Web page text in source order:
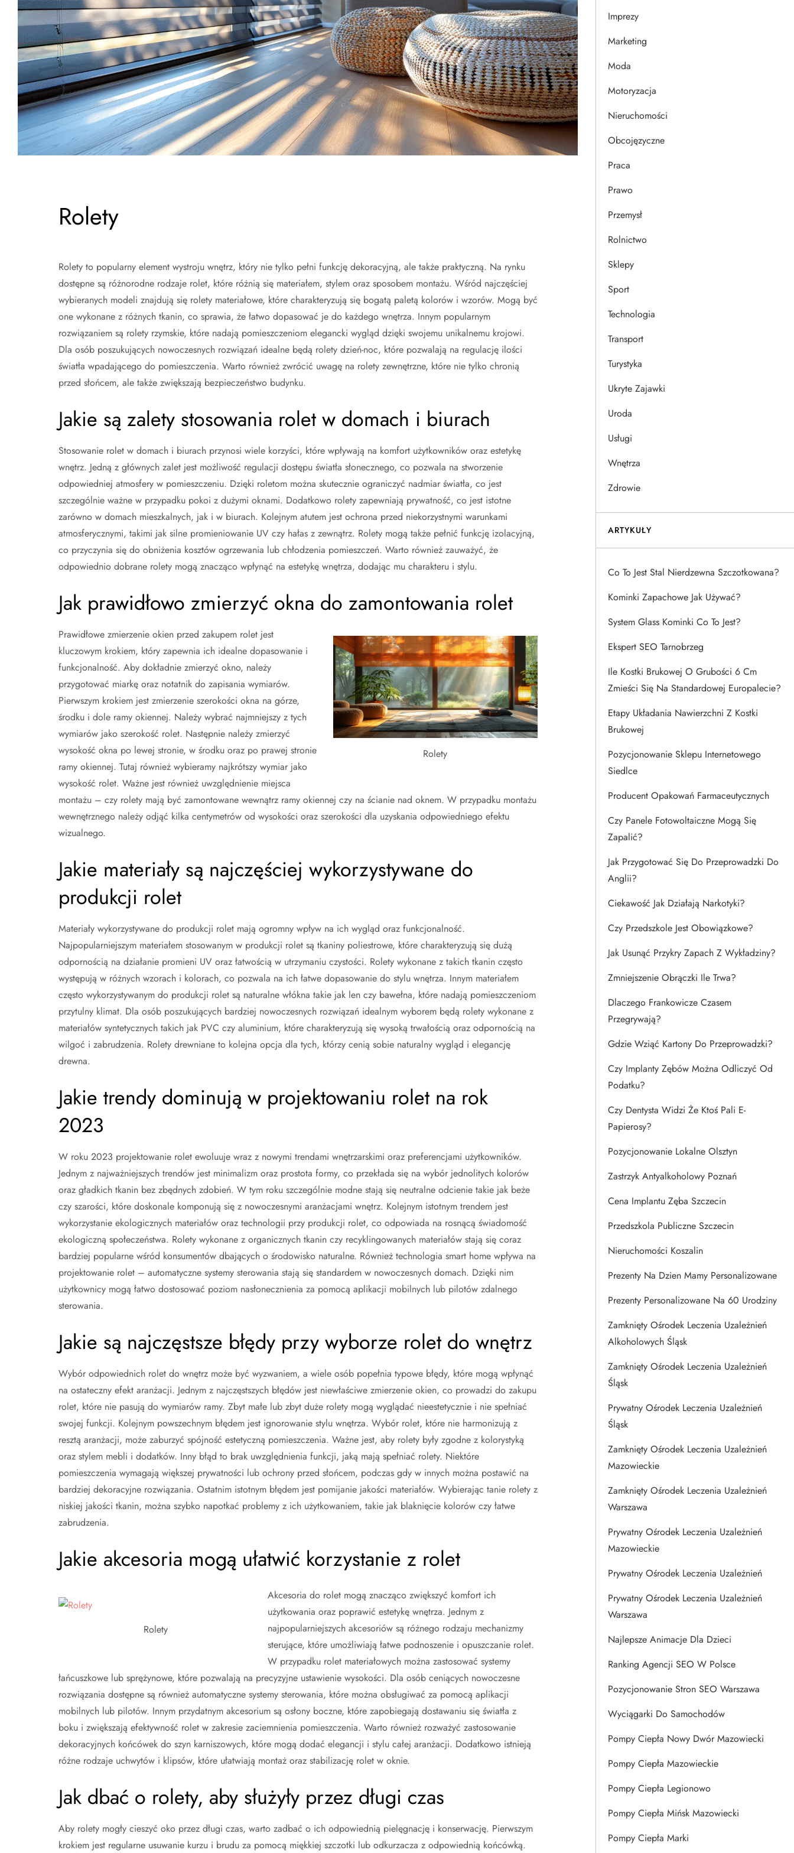
Rolety
Rolety to popularny element wystroju wnętrz, który nie tylko pełni funkcję dekoracyjną, ale także praktyczną. Na rynku
dostępne są różnorodne rodzaje rolet, które różnią się materiałem, stylem oraz sposobem montażu. Wśród najczęściej
wybieranych modeli znajdują się rolety materiałowe, które charakteryzują się bogatą paletą kolorów i wzorów. Mogą być
one wykonane z różnych tkanin, co sprawia, że łatwo dopasować je do każdego wnętrza. Innym popularnym
rozwiązaniem są rolety rzymskie, które nadają pomieszczeniom elegancki wygląd dzięki swojemu unikalnemu krojowi.
Dla osób poszukujących nowoczesnych rozwiązań idealne będą rolety dzień-noc, które pozwalają na regulację ilości
światła wpadającego do pomieszczenia. Warto również zwrócić uwagę na rolety zewnętrzne, które nie tylko chronią
przed słońcem, ale także zwiększają bezpieczeństwo budynku.
Jakie są zalety stosowania rolet w domach i biurach
Stosowanie rolet w domach i biurach przynosi wiele korzyści, które wpływają na komfort użytkowników oraz estetykę
wnętrz. Jedną z głównych zalet jest możliwość regulacji dostępu światła słonecznego, co pozwala na stworzenie
odpowiedniej atmosfery w pomieszczeniu. Dzięki roletom można skutecznie ograniczyć nadmiar światła, co jest
szczególnie ważne w przypadku pokoi z dużymi oknami. Dodatkowo rolety zapewniają prywatność, co jest istotne
zarówno w domach mieszkalnych, jak i w biurach. Kolejnym atutem jest ochrona przed niekorzystnymi warunkami
atmosferycznymi, takimi jak silne promieniowanie UV czy hałas z zewnątrz. Rolety mogą także pełnić funkcję izolacyjną,
co przyczynia się do obniżenia kosztów ogrzewania lub chłodzenia pomieszczeń. Warto również zauważyć, że
odpowiednio dobrane rolety mogą znacząco wpłynąć na estetykę wnętrza, dodając mu charakteru i stylu.
Jak prawidłowo zmierzyć okna do zamontowania rolet
Rolety
Prawidłowe zmierzenie okien przed zakupem rolet jest
kluczowym krokiem, który zapewnia ich idealne dopasowanie i
funkcjonalność. Aby dokładnie zmierzyć okno, należy
przygotować miarkę oraz notatnik do zapisania wymiarów.
Pierwszym krokiem jest zmierzenie szerokości okna na górze,
środku i dole ramy okiennej. Należy wybrać najmniejszy z tych
wymiarów jako szerokość rolet. Następnie należy zmierzyć
wysokość okna po lewej stronie, w środku oraz po prawej stronie
ramy okiennej. Tutaj również wybieramy najkrótszy wymiar jako
wysokość rolet. Ważne jest również uwzględnienie miejsca
montażu – czy rolety mają być zamontowane wewnątrz ramy okiennej czy na ścianie nad oknem. W przypadku montażu
wewnętrznego należy odjąć kilka centymetrów od wysokości oraz szerokości dla uzyskania odpowiedniego efektu
wizualnego.
Jakie materiały są najczęściej wykorzystywane do
produkcji rolet
Materiały wykorzystywane do produkcji rolet mają ogromny wpływ na ich wygląd oraz funkcjonalność.
Najpopularniejszym materiałem stosowanym w produkcji rolet są tkaniny poliestrowe, które charakteryzują się dużą
odpornością na działanie promieni UV oraz łatwością w utrzymaniu czystości. Rolety wykonane z takich tkanin często
występują w różnych wzorach i kolorach, co pozwala na ich łatwe dopasowanie do stylu wnętrza. Innym materiałem
często wykorzystywanym do produkcji rolet są naturalne włókna takie jak len czy bawełna, które nadają pomieszczeniom
przytulny klimat. Dla osób poszukujących bardziej nowoczesnych rozwiązań idealnym wyborem będą rolety wykonane z
materiałów syntetycznych takich jak PVC czy aluminium, które charakteryzują się wysoką trwałością oraz odpornością na
wilgoć i zabrudzenia. Rolety drewniane to kolejna opcja dla tych, którzy cenią sobie naturalny wygląd i elegancję
drewna.
Jakie trendy dominują w projektowaniu rolet na rok
2023
W roku 2023 projektowanie rolet ewoluuje wraz z nowymi trendami wnętrzarskimi oraz preferencjami użytkowników.
Jednym z najważniejszych trendów jest minimalizm oraz prostota formy, co przekłada się na wybór jednolitych kolorów
oraz gładkich tkanin bez zbędnych zdobień. W tym roku szczególnie modne stają się neutralne odcienie takie jak beże
czy szarości, które doskonale komponują się z nowoczesnymi aranżacjami wnętrz. Kolejnym istotnym trendem jest
wykorzystanie ekologicznych materiałów oraz technologii przy produkcji rolet, co odpowiada na rosnącą świadomość
ekologiczną społeczeństwa. Rolety wykonane z organicznych tkanin czy recyklingowanych materiałów stają się coraz
bardziej popularne wśród konsumentów dbających o środowisko naturalne. Również technologia smart home wpływa na
projektowanie rolet – automatyczne systemy sterowania stają się standardem w nowoczesnych domach. Dzięki nim
użytkownicy mogą łatwo dostosować poziom nasłonecznienia za pomocą aplikacji mobilnych lub pilotów zdalnego
sterowania.
Jakie są najczęstsze błędy przy wyborze rolet do wnętrz
Wybór odpowiednich rolet do wnętrz może być wyzwaniem, a wiele osób popełnia typowe błędy, które mogą wpłynąć
na ostateczny efekt aranżacji. Jednym z najczęstszych błędów jest niewłaściwe zmierzenie okien, co prowadzi do zakupu
rolet, które nie pasują do wymiarów ramy. Zbyt małe lub zbyt duże rolety mogą wyglądać nieestetycznie i nie spełniać
swojej funkcji. Kolejnym powszechnym błędem jest ignorowanie stylu wnętrza. Wybór rolet, które nie harmonizują z
resztą aranżacji, może zaburzyć spójność estetyczną pomieszczenia. Ważne jest, aby rolety były zgodne z kolorystyką
oraz stylem mebli i dodatków. Inny błąd to brak uwzględnienia funkcji, jaką mają spełniać rolety. Niektóre
pomieszczenia wymagają większej prywatności lub ochrony przed słońcem, podczas gdy w innych można postawić na
bardziej dekoracyjne rozwiązania. Ostatnim istotnym błędem jest pomijanie jakości materiałów. Wybierając tanie rolety z
niskiej jakości tkanin, można szybko napotkać problemy z ich użytkowaniem, takie jak blaknięcie kolorów czy łatwe
zabrudzenia.
Jakie akcesoria mogą ułatwić korzystanie z rolet
Rolety
Akcesoria do rolet mogą znacząco zwiększyć komfort ich
użytkowania oraz poprawić estetykę wnętrza. Jednym z
najpopularniejszych akcesoriów są różnego rodzaju mechanizmy
sterujące, które umożliwiają łatwe podnoszenie i opuszczanie rolet.
W przypadku rolet materiałowych można zastosować systemy
łańcuszkowe lub sprężynowe, które pozwalają na precyzyjne ustawienie wysokości. Dla osób ceniących nowoczesne
rozwiązania dostępne są również automatyczne systemy sterowania, które można obsługiwać za pomocą aplikacji
mobilnych lub pilotów. Innym przydatnym akcesorium są osłony boczne, które zapobiegają dostawaniu się światła z
boku i zwiększają efektywność rolet w zakresie zaciemnienia pomieszczenia. Warto również rozważyć zastosowanie
dekoracyjnych końcówek do szyn karniszowych, które mogą dodać elegancji i stylu całej aranżacji. Dodatkowo istnieją
różne rodzaje uchwytów i klipsów, które ułatwiają montaż oraz stabilizację rolet w oknie.
Jak dbać o rolety, aby służyły przez długi czas
Aby rolety mogły cieszyć oko przez długi czas, warto zadbać o ich odpowiednią pielęgnację i konserwację. Pierwszym
krokiem jest regularne usuwanie kurzu i brudu za pomocą miękkiej szczotki lub odkurzacza z odpowiednią końcówką.
Imprezy
Marketing
Moda
Motoryzacja
Nieruchomości
Obcojęzyczne
Praca
Prawo
Przemysł
Rolnictwo
Sklepy
Sport
Technologia
Transport
Turystyka
Ukryte Zajawki
Uroda
Usługi
Wnętrza
Zdrowie
ARTYKUŁY
Co To Jest Stal Nierdzewna Szczotkowana?
Kominki Zapachowe Jak Używać?
System Glass Kominki Co To Jest?
Ekspert SEO Tarnobrzeg
Ile Kostki Brukowej O Grubości 6 Cm
Zmieści Się Na Standardowej Europalecie?
Etapy Układania Nawierzchni Z Kostki
Brukowej
Pozycjonowanie Sklepu Internetowego
Siedlce
Producent Opakowań Farmaceutycznych
Czy Panele Fotowoltaiczne Mogą Się
Zapalić?
Jak Przygotować Się Do Przeprowadzki Do
Anglii?
Ciekawość Jak Działają Narkotyki?
Czy Przedszkole Jest Obowiązkowe?
Jak Usunąć Przykry Zapach Z Wykładziny?
Zmniejszenie Obrączki Ile Trwa?
Dlaczego Frankowicze Czasem
Przegrywają?
Gdzie Wziąć Kartony Do Przeprowadzki?
Czy Implanty Zębów Można Odliczyć Od
Podatku?
Czy Dentysta Widzi Że Ktoś Pali E-
Papierosy?
Pozycjonowanie Lokalne Olsztyn
Zastrzyk Antyalkoholowy Poznań
Cena Implantu Zęba Szczecin
Przedszkola Publiczne Szczecin
Nieruchomości Koszalin
Prezenty Na Dzien Mamy Personalizowane
Prezenty Personalizowane Na 60 Urodziny
Zamknięty Ośrodek Leczenia Uzależnień
Alkoholowych Śląsk
Zamknięty Ośrodek Leczenia Uzależnień
Śląsk
Prywatny Ośrodek Leczenia Uzależnień
Śląsk
Zamknięty Ośrodek Leczenia Uzależnień
Mazowieckie
Zamknięty Ośrodek Leczenia Uzależnień
Warszawa
Prywatny Ośrodek Leczenia Uzależnień
Mazowieckie
Prywatny Ośrodek Leczenia Uzależnień
Prywatny Ośrodek Leczenia Uzależnień
Warszawa
Najlepsze Animacje Dla Dzieci
Ranking Agencji SEO W Polsce
Pozycjonowanie Stron SEO Warszawa
Wyciągarki Do Samochodów
Pompy Ciepła Nowy Dwór Mazowiecki
Pompy Ciepła Mazowieckie
Pompy Ciepła Legionowo
Pompy Ciepła Mińsk Mazowiecki
Pompy Ciepła Marki